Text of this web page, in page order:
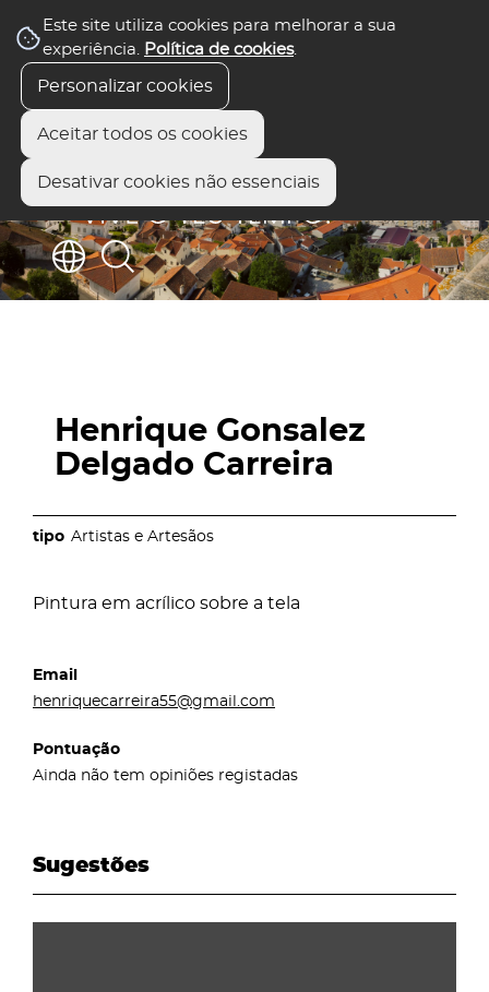
Este site utiliza cookies para melhorar a sua
experiência. Política de cookies.
Personalizar cookies
Aceitar todos os cookies
Desativar cookies não essenciais
Henrique Gonsalez
Delgado Carreira
Artistas e Artesãos
Pintura em acrílico sobre a tela
Email
henriquecarreira55@gmail.com
Pontuação
Ainda não tem opiniões registadas
Sugestões